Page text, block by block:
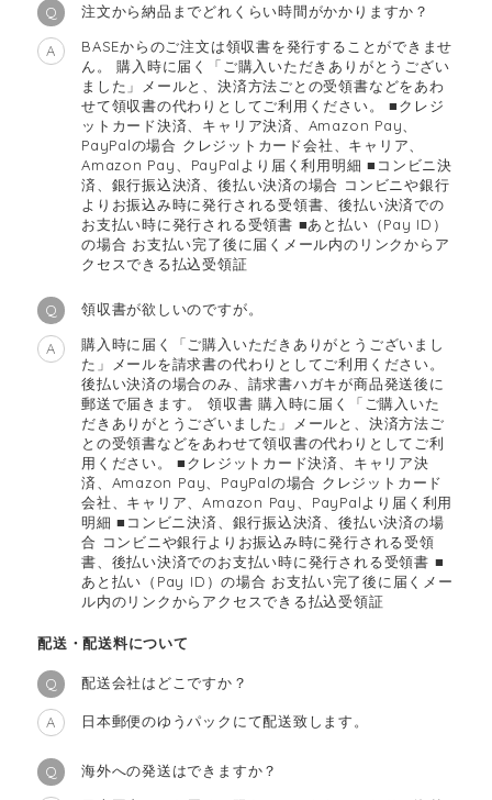
Q 注文から納品までどれくらい時間がかかりますか？
A
BASEからのご注文は領収書を発行することができませ
ん。 購入時に届く「ご購入いただきありがとうござい
ました」メールと、決済方法ごとの受領書などをあわ
せて領収書の代わりとしてご利用ください。 ■クレジ
ットカード決済、キャリア決済、Amazon Pay、
PayPalの場合 クレジットカード会社、キャリア、
Amazon Pay、PayPalより届く利用明細 ■コンビニ決
済、銀行振込決済、後払い決済の場合 コンビニや銀行
よりお振込み時に発行される受領書、後払い決済での
お支払い時に発行される受領書 ■あと払い（Pay ID）
の場合 お支払い完了後に届くメール内のリンクからア
クセスできる払込受領証
Q 領収書が欲しいのですが。
A
購入時に届く「ご購入いただきありがとうございまし
た」メールを請求書の代わりとしてご利用ください。
後払い決済の場合のみ、請求書ハガキが商品発送後に
郵送で届きます。 領収書 購入時に届く「ご購入いた
だきありがとうございました」メールと、決済方法ご
との受領書などをあわせて領収書の代わりとしてご利
用ください。 ■クレジットカード決済、キャリア決
済、Amazon Pay、PayPalの場合 クレジットカード
会社、キャリア、Amazon Pay、PayPalより届く利用
明細 ■コンビニ決済、銀行振込決済、後払い決済の場
合 コンビニや銀行よりお振込み時に発行される受領
書、後払い決済でのお支払い時に発行される受領書 ■
あと払い（Pay ID）の場合 お支払い完了後に届くメー
ル内のリンクからアクセスできる払込受領証
配送・配送料について
Q 配送会社はどこですか？
A 日本郵便のゆうパックにて配送致します。
Q 海外への発送はできますか？